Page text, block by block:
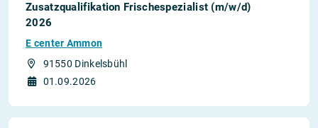
Zusatzqualifikation Frischespezialist (m/w/d)
2026
E center Ammon
91550 Dinkelsbühl
01.09.2026